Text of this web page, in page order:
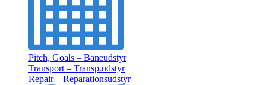
Pitch, Goals – Baneudstyr
Transport – Transp.udstyr
Repair – Reparationsudstyr